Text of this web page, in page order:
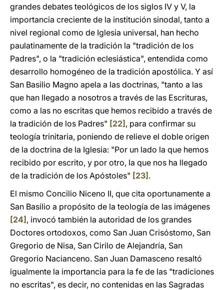
grandes debates teológicos de los siglos IV y V, la
importancia creciente de la institución sinodal, tanto a
nivel regional como de Iglesia universal, han hecho
paulatinamente de la tradición la "tradición de los
Padres", o la "tradición eclesiástica", entendida como
desarrollo homogéneo de la tradición apostólica. Y así
San Basilio Magno apela a las doctrinas, "tanto a las
que han llegado a nosotros a través de las Escrituras,
como a las no escritas que hemos recibido a través de
la tradición de los Padres" [22] , para confirmar su
teología trinitaria, poniendo de relieve el doble origen
de la doctrina de la Iglesia: "Por un lado la que hemos
recibido por escrito, y por otro, la que nos ha llegado
de la tradición de los Apóstoles" [23] .
El mismo Concilio Niceno II, que cita oportunamente a
San Basilio a propósito de la teología de las imágenes
[24] , invocó también la autoridad de los grandes
Doctores ortodoxos, como San Juan Crisóstomo, San
Gregorio de Nisa, San Cirilo de Alejandría, San
Gregorio Nacianceno. San Juan Damasceno resaltó
igualmente la importancia para la fe de las "tradiciones
no escritas", es decir, no contenidas en las Sagradas